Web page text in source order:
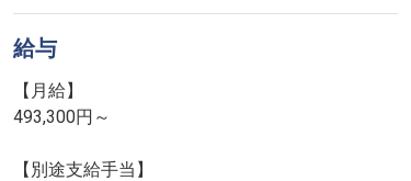
給与
【月給】
493,300円～
【別途支給手当】